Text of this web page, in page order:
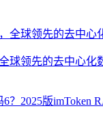
球领先的去中心化